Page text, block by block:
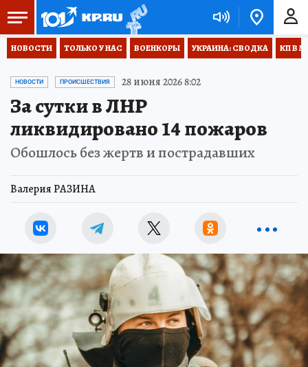
НОВОСТИ ТОЛЬКО У НАС ВОЕНКОРЫ УКРАИНА: СВОДКА КП В
НОВОСТИ ПРОИСШЕСТВИЯ 28 июня 2026 8:02
За сутки в ЛНР
ликвидировано 14 пожаров
Обошлось без жертв и пострадавших
Валерия РАЗИНА